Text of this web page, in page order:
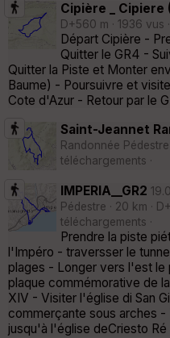
Cipière _ Cipiere
D+560 m · 1936 vus
Départ Cipière -
Quitter le GR4 -
Quitter la Piste et Monter
Baume) - Poursuivre et
Cote d'Azur - Retour par le
Saint-Jeannet
Randonnée Pédestre
téléchargements ·
IMPERIA__GR2
Pédestre · 20 km ·
téléchargements ·
Prendre la piste
l'Impéro - traversser le
plages - Longer vers l'est le
plaque commémorative de
XIV - Visiter l'église di San
commerçante sous arches
jusqu'à l'église deCriesto Ré